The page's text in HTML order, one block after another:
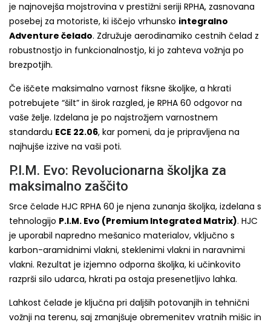
je najnovejša mojstrovina v prestižni seriji RPHA, zasnovana
posebej za motoriste, ki iščejo vrhunsko integralno
Adventure čelado. Združuje aerodinamiko cestnih čelad z
robustnostjo in funkcionalnostjo, ki jo zahteva vožnja po
brezpotjih.
Če iščete maksimalno varnost fiksne školjke, a hkrati
potrebujete “šilt” in širok razgled, je RPHA 60 odgovor na
vaše želje. Izdelana je po najstrožjem varnostnem
standardu ECE 22.06, kar pomeni, da je pripravljena na
najhujše izzive na vaši poti.
P.I.M. Evo: Revolucionarna školjka za
maksimalno zaščito
Srce čelade HJC RPHA 60 je njena zunanja školjka, izdelana s
tehnologijo P.I.M. Evo (Premium Integrated Matrix). HJC
je uporabil napredno mešanico materialov, vključno s
karbon-aramidnimi vlakni, steklenimi vlakni in naravnimi
vlakni. Rezultat je izjemno odporna školjka, ki učinkovito
razprši silo udarca, hkrati pa ostaja presenetljivo lahka.
Lahkost čelade je ključna pri daljših potovanjih in tehnični
vožnji na terenu, saj zmanjšuje obremenitev vratnih mišic in